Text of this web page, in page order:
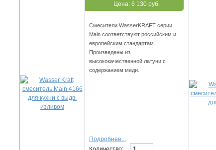
Цена: 6 130 руб.
Смесители WasserKRAFT серии
Main соответствуют российским и
европейским стандартам.
Произведены из
высококачественной латуни с
содержанием меди.
Подробнее...